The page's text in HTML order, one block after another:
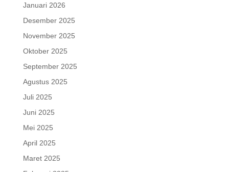
Januari 2026
Desember 2025
November 2025
Oktober 2025
September 2025
Agustus 2025
Juli 2025
Juni 2025
Mei 2025
April 2025
Maret 2025